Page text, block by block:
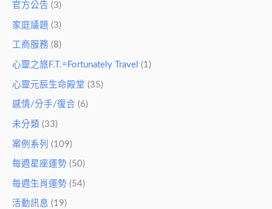
官方公告 (3)
家庭議題 (3)
工商服務 (8)
心靈之旅F.T.=Fortunately Travel (1)
心靈元辰生命殿堂 (35)
感情/分手/復合 (6)
未分類 (33)
案例系列 (109)
每週星座運勢 (50)
每週生肖運勢 (54)
活動訊息 (19)